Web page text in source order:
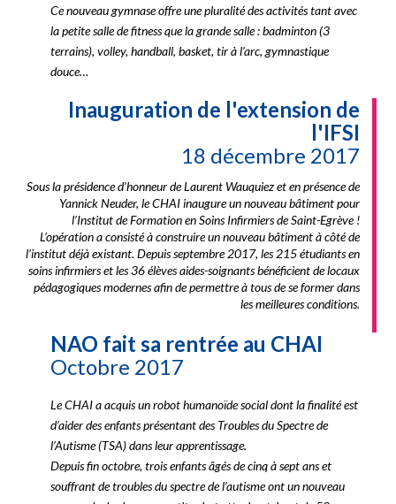
Ce nouveau gymnase offre une pluralité des activités tant avec
la petite salle de fitness que la grande salle : badminton (3
terrains), volley, handball, basket, tir à l’arc, gymnastique
douce…
Inauguration de l'extension de
l'IFSI
18 décembre 2017
Sous la présidence d’honneur de Laurent Wauquiez et en présence de
Yannick Neuder, le CHAI inaugure un nouveau bâtiment pour
l’Institut de Formation en Soins Infirmiers de Saint-Egrève !
L’opération a consisté à construire un nouveau bâtiment à côté de
l’institut déjà existant. Depuis septembre 2017, les 215 étudiants en
soins infirmiers et les 36 élèves aides-soignants bénéficient de locaux
pédagogiques modernes afin de permettre à tous de se former dans
les meilleures conditions.
NAO fait sa rentrée au CHAI
Octobre 2017
Le CHAI a acquis un robot humanoïde social dont la finalité est
d’aider des enfants présentant des Troubles du Spectre de
l’Autisme (TSA) dans leur apprentissage.
Depuis fin octobre, trois enfants âgés de cinq à sept ans et
souffrant de troubles du spectre de l’autisme ont un nouveau